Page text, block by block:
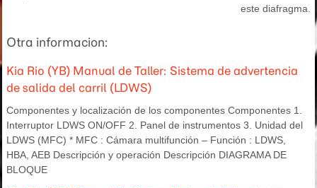
este diafragma.
Otra informacion:
Kia Rio (YB) Manual de Taller: Sistema de advertencia
de salida del carril (LDWS)
Componentes y localización de los componentes Componentes 1.
Interruptor LDWS ON/OFF 2. Panel de instrumentos 3. Unidad del
LDWS (MFC) * MFC : Cámara multifunción – Función : LDWS,
HBA, AEB Descripción y operación Descripción DIAGRAMA DE
BLOQUE